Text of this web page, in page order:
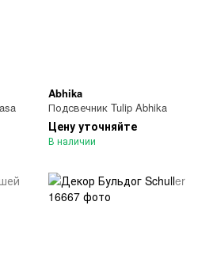
Abhika
Подсвечник Tulip Abhika
Цену уточняйте
В наличии